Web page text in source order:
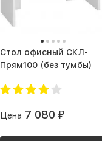
Cтол офисный СКЛ-
Прям100 (без тумбы)
Цена 7 080 ₽